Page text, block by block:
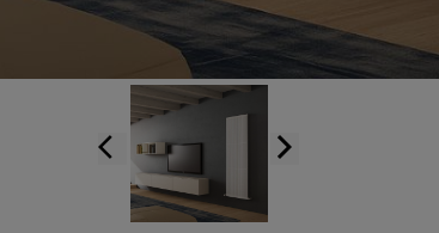
arrow_back_ios arrow_forward_ios